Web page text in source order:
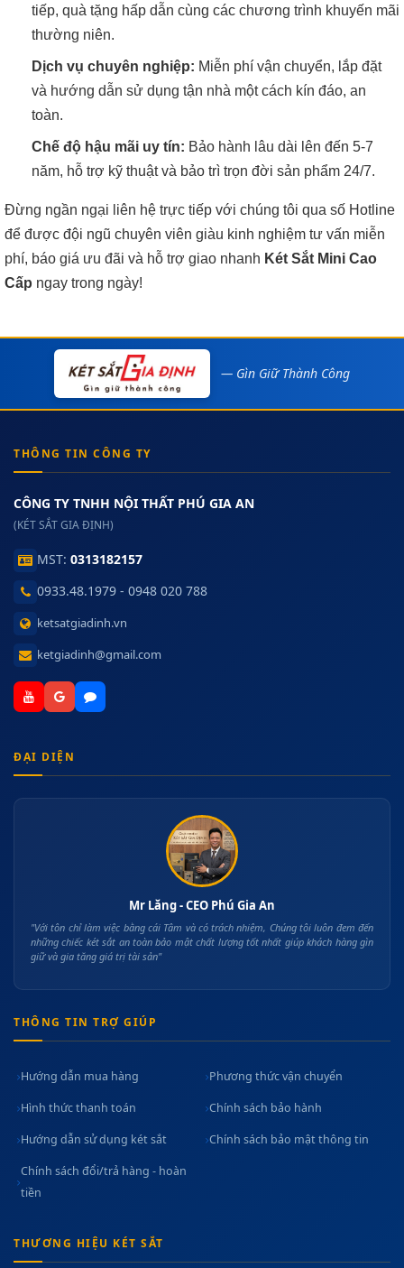
tiếp, quà tặng hấp dẫn cùng các chương trình khuyến mãi
thường niên.
Dịch vụ chuyên nghiệp: Miễn phí vận chuyển, lắp đặt
và hướng dẫn sử dụng tận nhà một cách kín đáo, an
toàn.
Chế độ hậu mãi uy tín: Bảo hành lâu dài lên đến 5-7
năm, hỗ trợ kỹ thuật và bảo trì trọn đời sản phẩm 24/7.
Đừng ngần ngại liên hệ trực tiếp với chúng tôi qua số Hotline
để được đội ngũ chuyên viên giàu kinh nghiệm tư vấn miễn
phí, báo giá ưu đãi và hỗ trợ giao nhanh Két Sắt Mini Cao
Cấp ngay trong ngày!
— Gìn Giữ Thành Công
THÔNG TIN CÔNG TY
CÔNG TY TNHH NỘI THẤT PHÚ GIA AN
(KÉT SẮT GIA ĐỊNH)
MST: 0313182157
0933.48.1979 - 0948 020 788
ketsatgiadinh.vn
ketgiadinh@gmail.com
ĐẠI DIỆN
Mr Lăng - CEO Phú Gia An
"Với tôn chỉ làm việc bằng cái Tâm và có trách nhiệm, Chúng tôi luôn đem đến
những chiếc két sắt an toàn bảo mật chất lượng tốt nhất giúp khách hàng gìn
giữ và gia tăng giá trị tài sản"
THÔNG TIN TRỢ GIÚP
Hướng dẫn mua hàng Phương thức vận chuyển
Hình thức thanh toán Chính sách bảo hành
Hướng dẫn sử dụng két sắt Chính sách bảo mật thông tin
Chính sách đổi/trả hàng - hoàn
tiền
THƯƠNG HIỆU KÉT SẮT